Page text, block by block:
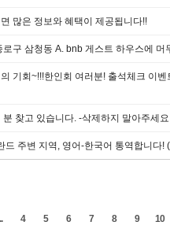
많은 정보와 혜택이 제공됩니다!!
구 삼청동 A. bnb 게스트 하우스에 머
기회~!!!한인회 여러분! 출석체크 이
찾고 있습니다. -삭제하지 말아주세요
드 주변 지역, 영어-한국어 통역합니다!
4 5 6 7 8 9 10